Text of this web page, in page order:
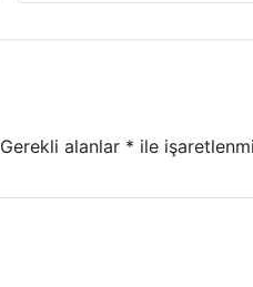
Gerekli alanlar * ile